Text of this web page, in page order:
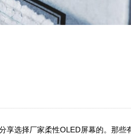
选择厂家柔性OLED屏幕的。那些